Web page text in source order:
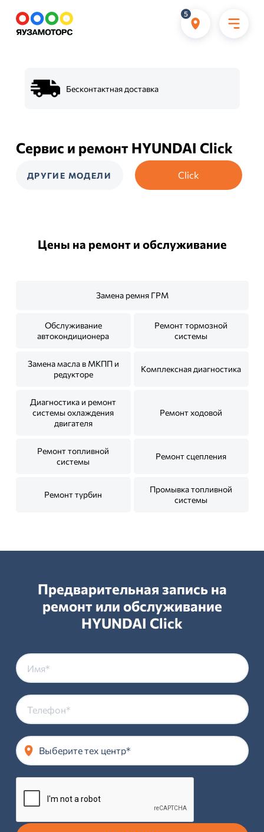
5
Бесконтактная доставка
Сервис и ремонт HYUNDAI Click
ДРУГИЕ МОДЕЛИ Click
Цены на ремонт и обслуживание
Замена ремня ГРМ
Обслуживание
автокондиционера
Ремонт тормозной
системы
Замена масла в МКПП и
редукторе
Комплексная диагностика
Диагностика и ремонт
системы охлаждения
двигателя
Ремонт ходовой
Ремонт топливной
системы
Ремонт сцепления
Ремонт турбин
Промывка топливной
системы
Предварительная запись на
ремонт или обслуживание
HYUNDAI Click
Выберите тех центр*